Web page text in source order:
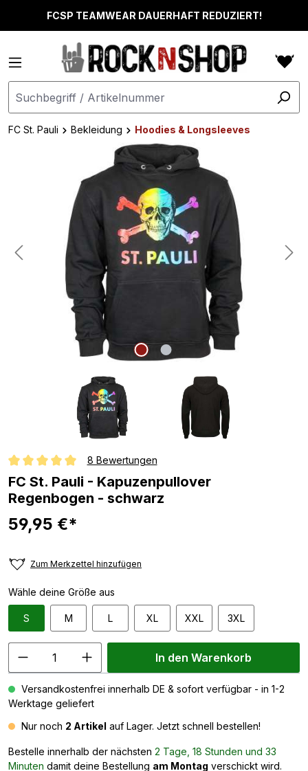
springenFCSP TEAMWEAR DAUERHAFT REDUZIERT!
FC St. Pauli Bekleidung
Hoodies & Longsleeves
Bildergalerie überspringen
Durchschnittliche Bewertung von 5 von 5 Sternen
8 Bewertungen
FC St. Pauli - Kapuzenpullover
Regenbogen - schwarz
59,95 €*
Zum Merkzettel hinzufügen
Wähle deine Größe aus
S M L XL XXL 3XL
In den Warenkorb
Versandkostenfrei innerhalb DE & sofort verfügbar - in 1-2
Werktage geliefert
Nur noch 2 Artikel auf Lager. Jetzt schnell bestellen!
Bestelle innerhalb der nächsten 2 Tage, 18 Stunden und 33
Minuten damit deine Bestellung am Montag verschickt wird.